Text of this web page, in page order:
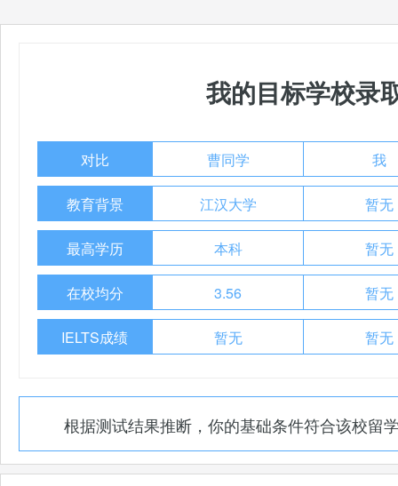
我的目标学校录
对比 曹同学 我
教育背景 江汉大学 暂无
最高学历 本科 暂无
在校均分 3.56 暂无
IELTS成绩 暂无 暂无
根据测试结果推断，你的基础条件符合该校留